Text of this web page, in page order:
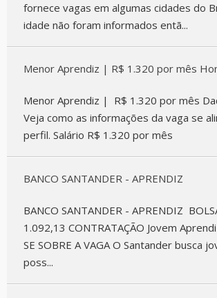
fornece vagas em algumas cidades do
idade não foram informados entã...
Menor Aprendiz | R$ 1.320 por mês
Menor Aprendiz | R$ 1.320 por mês
Veja como as informações da vaga se
perfil. Salário R$ 1.320 por mês
BANCO SANTANDER - APRENDIZ
BANCO SANTANDER - APRENDIZ
1.092,13 CONTRATAÇÃO Jovem
SE SOBRE A VAGA O Santander busca
poss...